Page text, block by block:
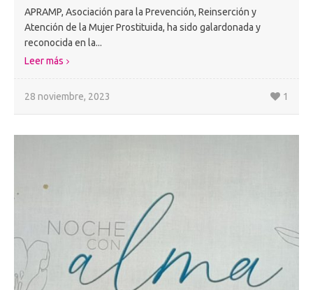
APRAMP, Asociación para la Prevención, Reinserción y
Atención de la Mujer Prostituida, ha sido galardonada y
reconocida en la...
Leer más
28 noviembre, 2023 1